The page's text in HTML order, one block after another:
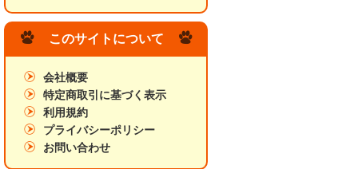
このサイトについて
会社概要
特定商取引に基づく表示
利用規約
プライバシーポリシー
お問い合わせ